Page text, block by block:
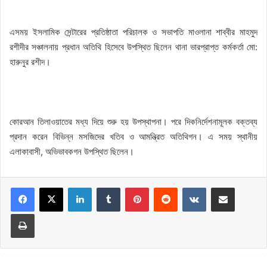
এসময় ইসলামিক সেন্টারের প্রতিষ্ঠাতা পরিচালক ও সভাপতি মাওলানা শাব্বীর মাহমুদ
রশীদীর সঞ্চালনায় প্রধান অতিথি হিসেবে উপস্থিত ছিলেন থানা ভারপ্রাপ্ত কর্মকর্তা মো:
হারুনুর রশীদ।
কোরআন তিলাওয়াতের মধ্য দিয়ে শুরু হয় উপস্থাপনা। পরে দিকনির্দেশনামূলক বক্তব্য
প্রদান করেন বিভিন্ন মসজিদের খতিব ও আমন্ত্রিত অতিথিগন। এ সময় স্থানীয়
এলাকাবাসী, অভিভাবকগন উপস্থিত ছিলেন।
LinkedInTumblr PinterestReddit VKontakteShare via Email
Print